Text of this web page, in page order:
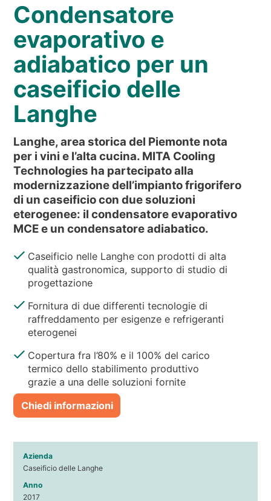
NEWS & EVENTI
SOSTENIBILITÀ
ARTICOLI TECNICI
AREA RISERVATA
EN
Condensatore
evaporativo e
adiabatico per un
caseificio delle
Langhe
Langhe, area storica del Piemonte nota
per i vini e l’alta cucina. MITA Cooling
Technologies ha partecipato alla
modernizzazione dell’impianto frigorifero
di un caseificio con due soluzioni
eterogenee: il condensatore evaporativo
MCE e un condensatore adiabatico.
Caseificio nelle Langhe con prodotti di alta
qualità gastronomica, supporto di studio di
progettazione
Fornitura di due differenti tecnologie di
raffreddamento per esigenze e refrigeranti
eterogenei
Copertura fra l’80% e il 100% del carico
termico dello stabilimento produttivo
grazie a una delle soluzioni fornite
Chiedi informazioni
Azienda
Caseificio delle Langhe
Anno
2017